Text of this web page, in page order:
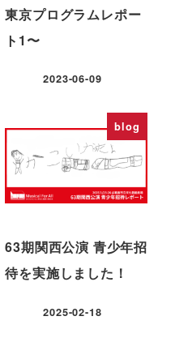
東京プログラムレポー
ト1〜
2023-06-09
blog
63期関西公演 青少年招
待を実施しました！
2025-02-18